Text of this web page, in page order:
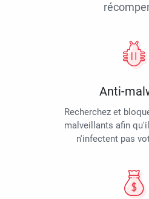
Anti-
Recherchez et
malveillants afin
n'infectent pas